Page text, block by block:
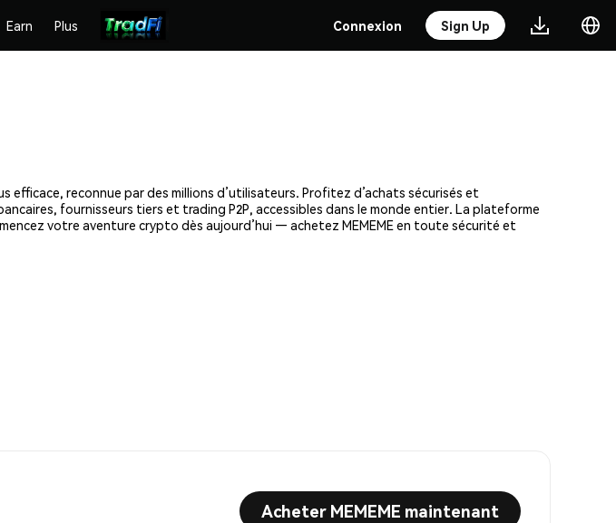
Earn Plus Connexion Sign Up
efficace, reconnue par des millions d’utilisateurs. Profitez d’achats sécurisés et
fournisseurs tiers et trading P2P, accessibles dans le monde entier. La plateforme
votre aventure crypto dès aujourd’hui — achetez MEMEME en toute sécurité et
Acheter MEMEME maintenant